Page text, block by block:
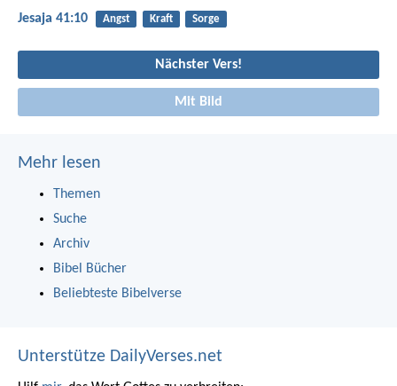
Jesaja 41:10 Angst Kraft Sorge
Nächster Vers!
Mit Bild
Mehr lesen
Themen
Suche
Archiv
Bibel Bücher
Beliebteste Bibelverse
Unterstütze DailyVerses.net